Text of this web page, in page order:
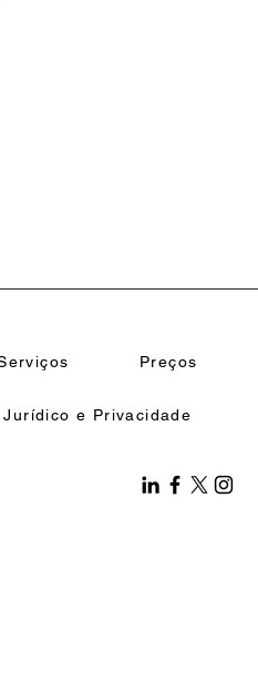
Preços​
Jurídico e Privacidade